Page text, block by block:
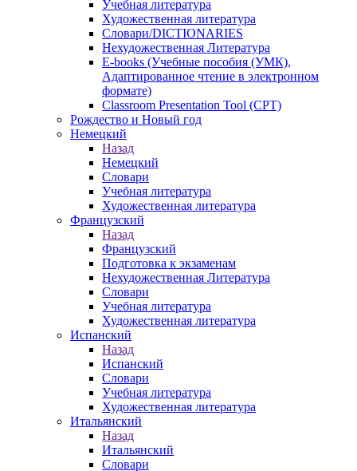
Учебная литература
Художественная литература
Словари/DICTIONARIES
Нехудожественная Литература
E-books (Учебные пособия (УМК),
Адаптированное чтение в электронном
формате)
Classroom Presentation Tool (CPT)
Рождество и Новый год
Немецкий
Назад
Немецкий
Словари
Учебная литература
Художественная литература
Французский
Назад
Французский
Подготовка к экзаменам
Нехудожественная Литература
Словари
Учебная литература
Художественная литература
Испанский
Назад
Испанский
Словари
Учебная литература
Художественная литература
Итальянский
Назад
Итальянский
Словари